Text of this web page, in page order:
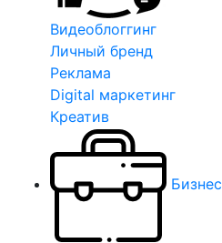
Видеоблоггинг
Личный бренд
Реклама
Digital маркетинг
Креатив
Бизнес